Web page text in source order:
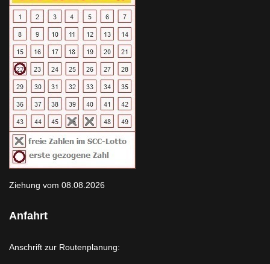
Ziehung vom 08.08.2026
Anfahrt
Anschrift zur Routenplanung: